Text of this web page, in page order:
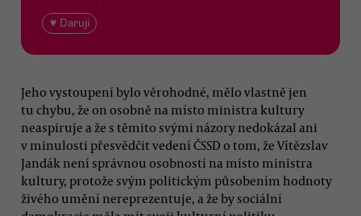
♥ Daruji
Jeho vystoupení bylo věrohodné, mělo vlastně jen
tu chybu, že on osobně na místo ministra kultury
neaspiruje a že s těmito svými názory nedokázal ani
v minulosti přesvědčit vedení ČSSD o tom, že Vítězslav
Jandák není správnou osobností na místo ministra
kultury, protože svým politickým působením hodnoty
živého umění nereprezentuje, a že by sociální